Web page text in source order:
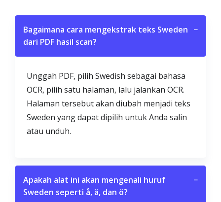
Bagaimana cara mengekstrak teks Sweden
dari PDF hasil scan?
−
Unggah PDF, pilih Swedish sebagai bahasa
OCR, pilih satu halaman, lalu jalankan OCR.
Halaman tersebut akan diubah menjadi teks
Sweden yang dapat dipilih untuk Anda salin
atau unduh.
Apakah alat ini akan mengenali huruf
Sweden seperti å, ä, dan ö?
−